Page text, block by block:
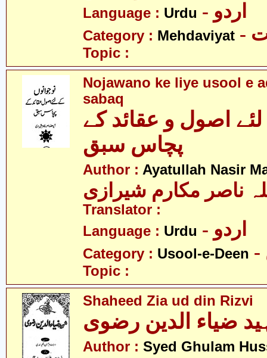
Language : Urdu - اردو
Category : Mehdaviyat
Topic :
Nojawano ke liye usool e
sabaq
اصول و عقائد کے
پچاس سبق
Author : Ayatullah Nasir
ناصر مکارم شیرازی
Translator :
Language : Urdu - اردو
Category : Usool-e-Deen
Topic :
Shaheed Zia ud din Rizvi
ضیاء الدین رضوی
Author : Syed Ghulam